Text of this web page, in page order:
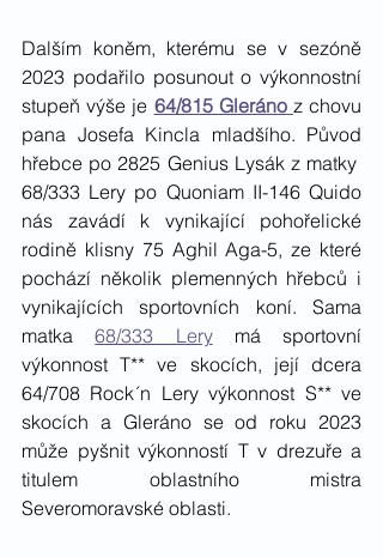
Dalším koněm, kterému se v sezóně
2023 podařilo posunout o výkonnostní
stupeň výše je 64/815 Gleráno z chovu
pana Josefa Kincla mladšího. Původ
hřebce po 2825 Genius Lysák z matky
68/333 Lery po Quoniam II-146 Quido
nás zavádí k vynikající pohořelické
rodině klisny 75 Aghil Aga-5, ze které
pochází několik plemenných hřebců i
vynikajících sportovních koní. Sama
matka 68/333 Lery má sportovní
výkonnost T** ve skocích, její dcera
64/708 Rock´n Lery výkonnost S** ve
skocích a Gleráno se od roku 2023
může pyšnit výkonností T v drezuře a
titulem oblastního mistra
Severomoravské oblasti.